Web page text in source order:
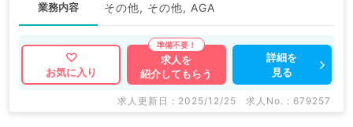
業務内容 その他, その他, AGA
お気に入り
求人を
紹介してもらう
詳細を
見る
求人更新日 : 2025/12/25 求人No. : 679257